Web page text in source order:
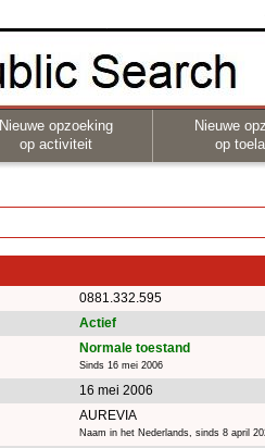
Nieuwe opzoeking
op activiteit
Nieuwe
op
0881.332.595
Actief
Normale toestand
Sinds 16 mei 2006
16 mei 2006
AUREVIA
Naam in het Nederlands, sinds 8 april